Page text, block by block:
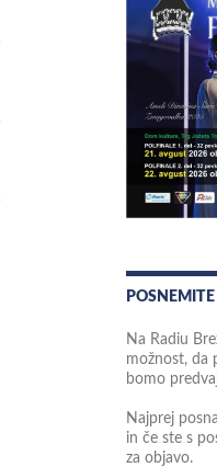
Na Radiu
možnost, da
bomo
Najprej
in če ste s
za objavo.